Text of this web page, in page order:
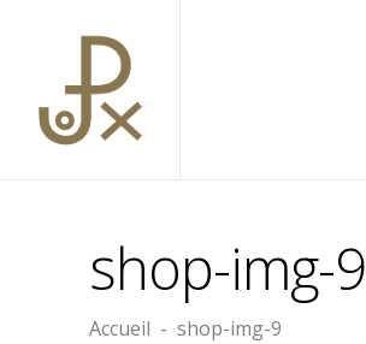
shop-img-9
Accueil - shop-img-9